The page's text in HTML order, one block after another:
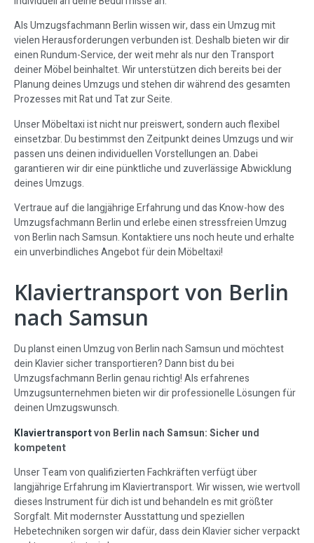
Als Umzugsfachmann Berlin wissen wir, dass ein Umzug mit
vielen Herausforderungen verbunden ist. Deshalb bieten wir dir
einen Rundum-Service, der weit mehr als nur den Transport
deiner Möbel beinhaltet. Wir unterstützen dich bereits bei der
Planung deines Umzugs und stehen dir während des gesamten
Prozesses mit Rat und Tat zur Seite.
Unser Möbeltaxi ist nicht nur preiswert, sondern auch flexibel
einsetzbar. Du bestimmst den Zeitpunkt deines Umzugs und wir
passen uns deinen individuellen Vorstellungen an. Dabei
garantieren wir dir eine pünktliche und zuverlässige Abwicklung
deines Umzugs.
Vertraue auf die langjährige Erfahrung und das Know-how des
Umzugsfachmann Berlin und erlebe einen stressfreien Umzug
von Berlin nach Samsun. Kontaktiere uns noch heute und erhalte
ein unverbindliches Angebot für dein Möbeltaxi!
Klaviertransport von Berlin
nach Samsun
Du planst einen Umzug von Berlin nach Samsun und möchtest
dein Klavier sicher transportieren? Dann bist du bei
Umzugsfachmann Berlin genau richtig! Als erfahrenes
Umzugsunternehmen bieten wir dir professionelle Lösungen für
deinen Umzugswunsch.
Klaviertransportvon Berlin nach Samsun: Sicher und
kompetent
Unser Team von qualifizierten Fachkräften verfügt über
langjährige Erfahrung im Klaviertransport. Wir wissen, wie wertvoll
dieses Instrument für dich ist und behandeln es mit größter
Sorgfalt. Mit modernster Ausstattung und speziellen
Hebetechniken sorgen wir dafür, dass dein Klavier sicher verpackt